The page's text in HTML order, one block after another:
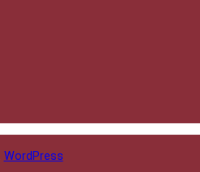
WordPress